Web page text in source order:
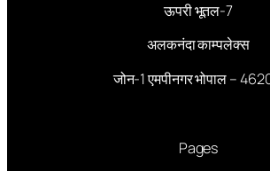
ऊपरी भूतल-7
अलकनंदा काम्पलेक्स
जोन-1 एमपीनगर भोपाल –
Pages